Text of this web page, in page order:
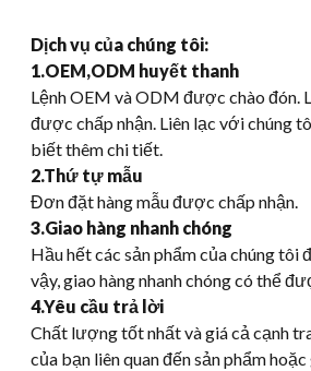
Dịch vụ của chúng tôi:
1.OEM,ODM huyết thanh
Lệnh OEM và ODM được chào đón.
được chấp nhận. Liên lạc với chúng
biết thêm chi tiết.
2.Thứ tự mẫu
Đơn đặt hàng mẫu được chấp nhận.
3.Giao hàng nhanh chóng
Hầu hết các sản phẩm của chúng tôi
vậy, giao hàng nhanh chóng có thể
4.Yêu cầu trả lời
Chất lượng tốt nhất và giá cả cạnh
của bạn liên quan đến sản phẩm